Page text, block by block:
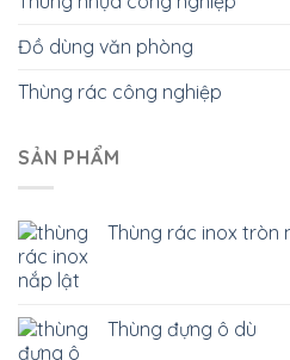
Đồ dùng văn phòng
Thùng rác công nghiệp
SẢN PHẨM
Thùng rác inox tròn
Thùng đựng ô dù